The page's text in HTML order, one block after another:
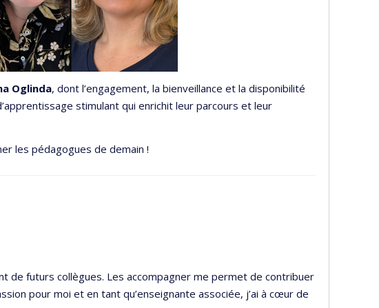
Oglinda, dont l’engagement, la bienveillance et la disponibilité
stimulant qui enrichit leur parcours et leur
les pédagogues de demain !
de futurs collègues. Les accompagner me permet de contribuer
pour moi et en tant qu’enseignante associée, j’ai à cœur de